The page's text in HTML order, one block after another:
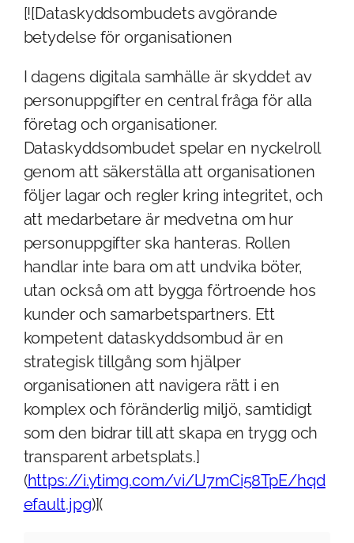
[![Dataskyddsombudets avgörande
betydelse för organisationen
I dagens digitala samhälle är skyddet av
personuppgifter en central fråga för alla
företag och organisationer.
Dataskyddsombudet spelar en nyckelroll
genom att säkerställa att organisationen
följer lagar och regler kring integritet, och
att medarbetare är medvetna om hur
personuppgifter ska hanteras. Rollen
handlar inte bara om att undvika böter,
utan också om att bygga förtroende hos
kunder och samarbetspartners. Ett
kompetent dataskyddsombud är en
strategisk tillgång som hjälper
organisationen att navigera rätt i en
komplex och föränderlig miljö, samtidigt
som den bidrar till att skapa en trygg och
transparent arbetsplats.]
(https://i.ytimg.com/vi/lJ7mCi58TpE/hqd
efault.jpg)](